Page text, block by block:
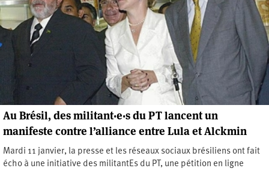
Au Brésil, des militant·e·s du PT lancent un
manifeste contre l’alliance entre Lula et Alckmin
Mardi 11 janvier, la presse et les réseaux sociaux brésiliens ont fait
écho à une initiative des militantEs du PT, une pétition en ligne